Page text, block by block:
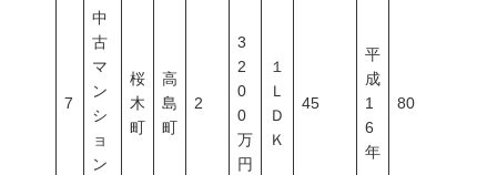
7
中
古
マ
ン
シ
ョ
ン
桜
木
町
高
島
町
2
3
2
0
0
万
円
１
Ｌ
Ｄ
Ｋ
45
平
成
1
6
年
80